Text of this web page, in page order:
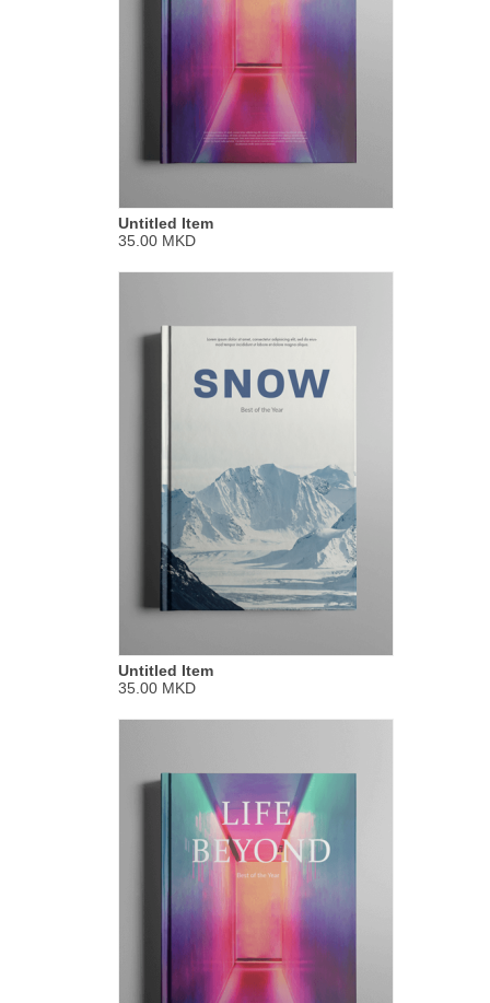
Untitled Item
35.00 MKD
Untitled Item
35.00 MKD